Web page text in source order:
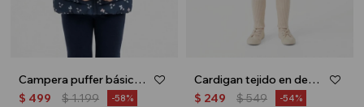
Campera puffer básica - Azul marino
$ 499 $1.199 58
Cardigan tejido en degradé - Rosa
$ 249 $549 54